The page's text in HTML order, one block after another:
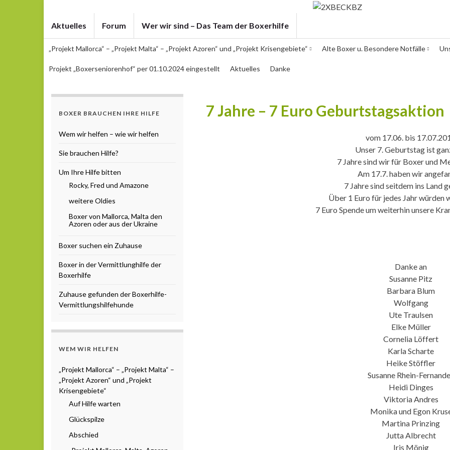
Aktuelles Forum Wer wir sind – Das Team der Boxerhilfe
„Projekt Mallorca“ – „Projekt Malta“ – „Projekt Azoren“ und „Projekt Krisengebiete“ Alte Boxer u. Besondere Notfälle
Projekt „Boxerseniorenhof“ per 01.10.2024 eingestellt Aktuelles Danke
7 Jahre – 7 Euro Geburtstagsaktion
vom 17.06. bis
Unser 7. Geburtstag ist
7 Jahre sind wir für Boxer und
Am 17.7. haben wir
7 Jahre sind seitdem ins Land
Über 1 Euro für jedes Jahr würden
7 Euro Spende um weiterhin unsere
Danke an
Susanne Pitz
Barbara Blum
Wolfgang
Ute Traulsen
Elke Müller
Cornelia Löffert
Karla Scharte
Heike Stöffler
Susanne Rhein-
Heidi Dinges
Viktoria Andres
Monika und Egon
Martina Prinzing
Jutta Albrecht
Iris Mönig
BOXER BRAUCHEN IHRE HILFE
Wem wir helfen – wie wir helfen
Sie brauchen Hilfe?
Um Ihre Hilfe bitten
Rocky, Fred und Amazone
weitere Oldies
Boxer von Mallorca, Malta den
Azoren oder aus der Ukraine
Boxer suchen ein Zuhause
Boxer in der Vermittlunghilfe der
Boxerhilfe
Zuhause gefunden der Boxerhilfe-
Vermittlungshilfehunde
WEM WIR HELFEN
„Projekt Mallorca“ – „Projekt Malta“ –
„Projekt Azoren“ und „Projekt
Krisengebiete“
Auf Hilfe warten
Glückspilze
Abschied